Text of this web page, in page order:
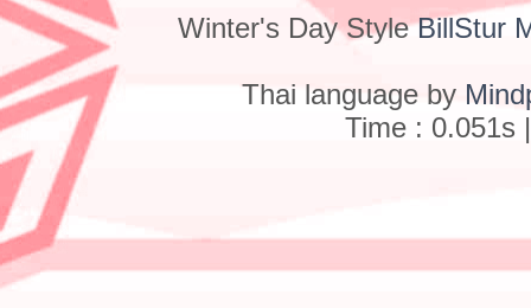
Winter's Day StyleBillStur
Thai language by
Time : 0.051s